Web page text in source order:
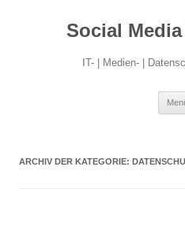
Social
IT- | Medien- |
ARCHIV DER KATEGORIE: